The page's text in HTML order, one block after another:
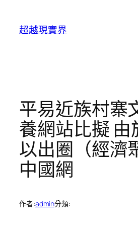
超越現實界
平易近族村寨
養網站比擬 由
以出圈（經濟
中國網
作者:admin分類: